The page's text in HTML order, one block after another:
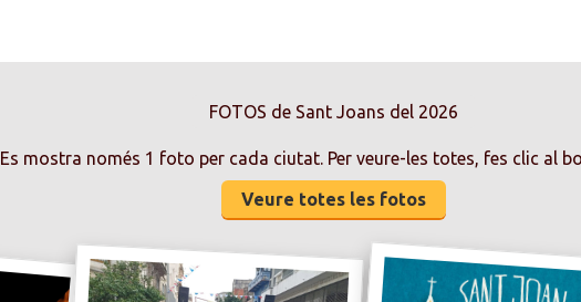
FOTOS de Sant Joans del 2026
Es mostra només 1 foto per cada ciutat. Per veure-les totes, fes clic al
Veure totes les fotos